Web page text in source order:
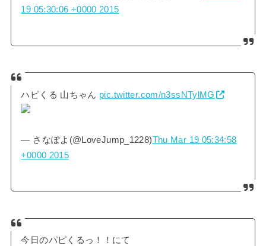
19 05:30:06 +0000 2015
ハピくる 山ちゃん pic.twitter.com/n3ssNTylMG
— さなぽよ(@LoveJump_1228)Thu Mar 19 05:34:58
+0000 2015
今日のパピくるっ！！にて